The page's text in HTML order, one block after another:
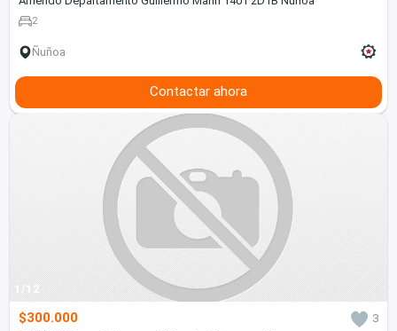
2
Ñuñoa
Contactar ahora
1/12
$300.000
3